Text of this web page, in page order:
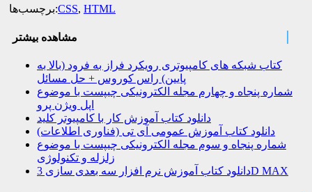
برچسب‌ها:CSS, HTML
مشاهده بیشتر
کتاب شبکه های کامپیوتری رویکرد فراز به فرود (بالا به
پایین) راس کوروس + حل مسائل
شماره پنجاه و چهارم مجله الکترونیکی چیپست با موضوع
اپل ویژن پرو
دانلود کتاب آموزش کار با کامپیوتر کلید
دانلود کتاب آموزش عمومی آی تی (فناوری اطلاعات)
شماره پنجاه و سوم مجله الکترونیکی چیپست با موضوع
زلزله و تکنولوژی
دانلود کتاب آموزش نرم افزار سه بعدی سازی 3D MAX